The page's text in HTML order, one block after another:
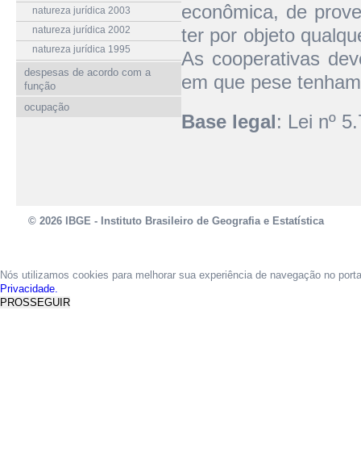
natureza jurídica 2003
natureza jurídica 2002
natureza jurídica 1995
despesas de acordo com a
função
ocupação
econômica, de
ter por objeto
As cooperativas
em que pese
Base legal: Lei nº
© 2026 IBGE - Instituto Brasileiro de Geografia e Estatística
Nós utilizamos cookies para melhorar sua experiência de navegação no
Privacidade.
PROSSEGUIR